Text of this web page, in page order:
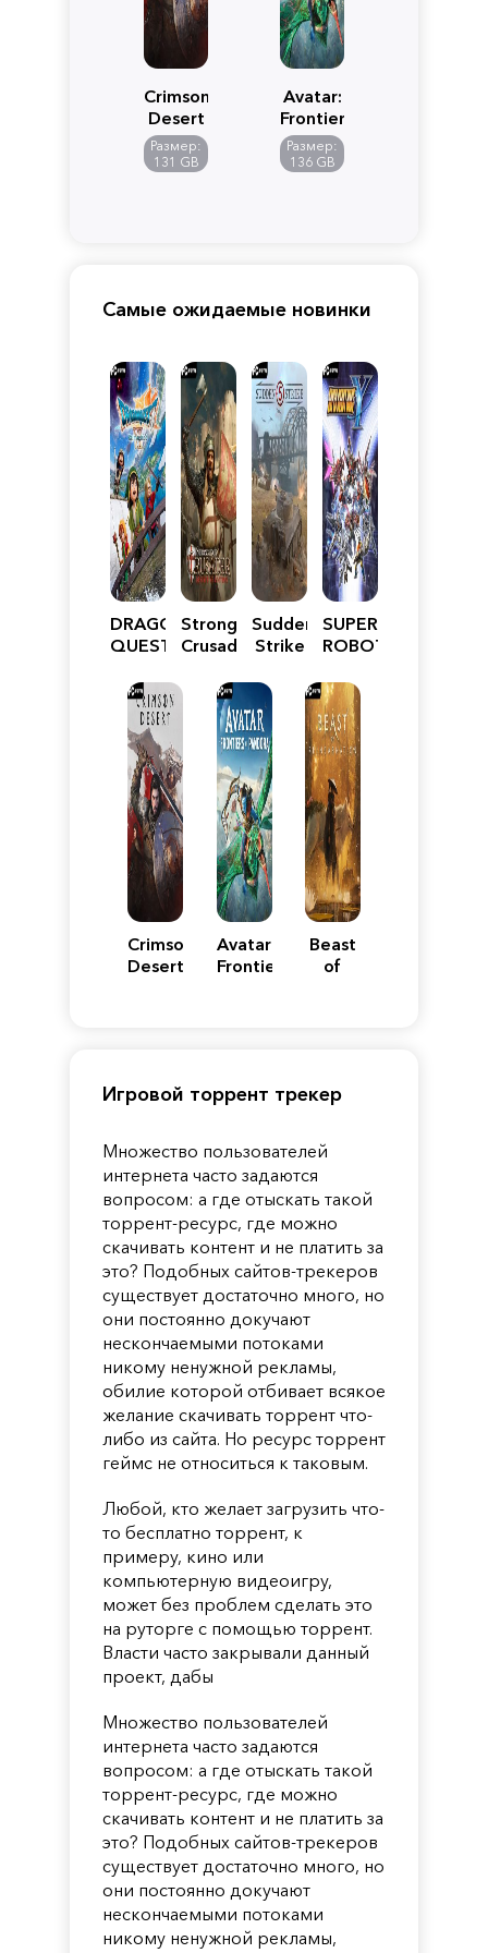
Crimson
Desert
Размер:
131 GB
Avatar:
Frontiers
of
Pandora
Размер:
136 GB
Самые ожидаемые новинки
DRAGON
QUEST
Reimagined
Stronghold
Crusader:
Edition
Sudden
Strike
SUPER
ROBOT
Y
Crimson
Desert
Avatar:
Frontiers
Beast
of
Игровой торрент трекер
Множество пользователей
интернета часто задаются
вопросом: а где отыскать такой
торрент-ресурс, где можно
скачивать контент и не платить за
это? Подобных сайтов-трекеров
существует достаточно много, но
они постоянно докучают
нескончаемыми потоками
никому ненужной рекламы,
обилие которой отбивает всякое
желание скачивать торрент что-
либо из сайта. Но ресурс торрент
геймс не относиться к таковым.
Любой, кто желает загрузить что-
то бесплатно торрент, к
примеру, кино или
компьютерную видеоигру,
может без проблем сделать это
на руторге с помощью торрент.
Власти часто закрывали данный
проект, дабы
Множество пользователей
интернета часто задаются
вопросом: а где отыскать такой
торрент-ресурс, где можно
скачивать контент и не платить за
это? Подобных сайтов-трекеров
существует достаточно много, но
они постоянно докучают
нескончаемыми потоками
никому ненужной рекламы,